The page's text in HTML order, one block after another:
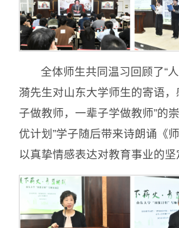
全体师生共同温习回顾了“
漪先生对山东大学师生的寄语，
子做教师，一辈子学做教师”的
优计划”学子随后带来诗朗诵《师
以真挚情感表达对教育事业的坚